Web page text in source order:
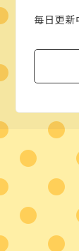
毎日更新